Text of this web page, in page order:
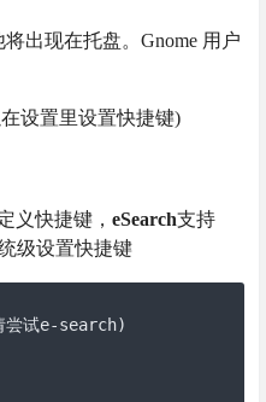
出现在托盘。Gnome 用户
设置里设置快捷键)
义快捷键， eSearch支持
级设置快捷键
尝试e-search)